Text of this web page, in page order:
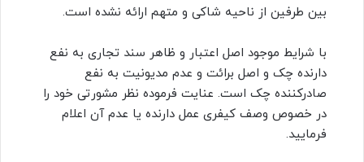
بین طرفین از ناحیه شاکی و متهم ارائه نشده است.
با شرایط موجود اصل اعتبار و ظاهر سند تجاری به نفع
دارنده چک و اصل برائت و عدم مدیونیت به نفع
صادرکننده چک است. عنایت فرموده نظر مشورتی خود را
در خصوص وصف کیفری عمل دارنده یا عدم آن اعلام
فرمایید.